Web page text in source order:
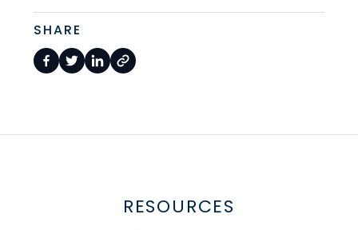
SHARE
RESOURCES